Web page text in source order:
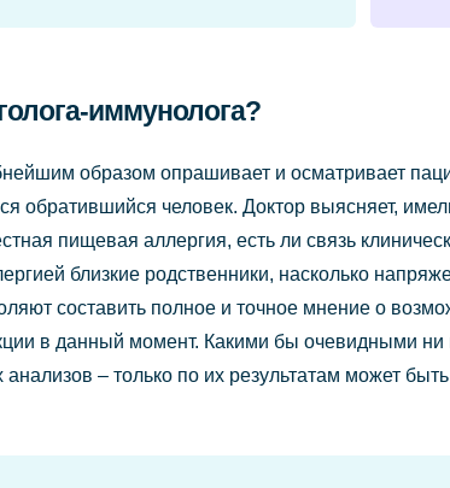
иммунолога?
образом опрашивает и осматривает
обратившийся человек. Доктор выясняет,
пищевая аллергия, есть ли связь
близкие родственники, насколько
составить полное и точное мнение о
в данный момент. Какими бы очевидными ни
– только по их результатам может